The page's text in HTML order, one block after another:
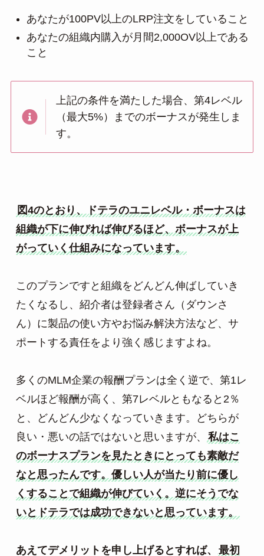
あなたが100PV以上のLRP注文をしていること
あなたの組織内購入が月間2,000OV以上である
こと
上記の条件を満たした場合、第4レベル
（最大5%）までのボーナスが発生しま
す。
図4のとおり、ドテラのユニレベル・ボーナスは
組織が下に伸びれば伸びるほど、ボーナスが上
がっていく仕組みになっています。
このプランですと組織をどんどん伸ばしていき
たくなるし、紹介者は登録者さん（ダウンさ
ん）に製品の使い方やお悩み解決方法など、サ
ポートする責任をより強く感じますよね。
多くのMLM企業の報酬プランは全く逆で、第1レ
ベルほど報酬が高く、第7レベルともなると2％
と、どんどん少なくなっていきます。どちらが
良い・悪いの話ではないと思いますが、
私はこ
のボーナスプランを見たときにとっても素敵だ
なと思ったんです。優しい人が当たり前に優し
くすることで組織が伸びていく。逆にそうでな
いとドテラでは成功できないと思っています。
あえてデメリットを申し上げるとすれば、 最初